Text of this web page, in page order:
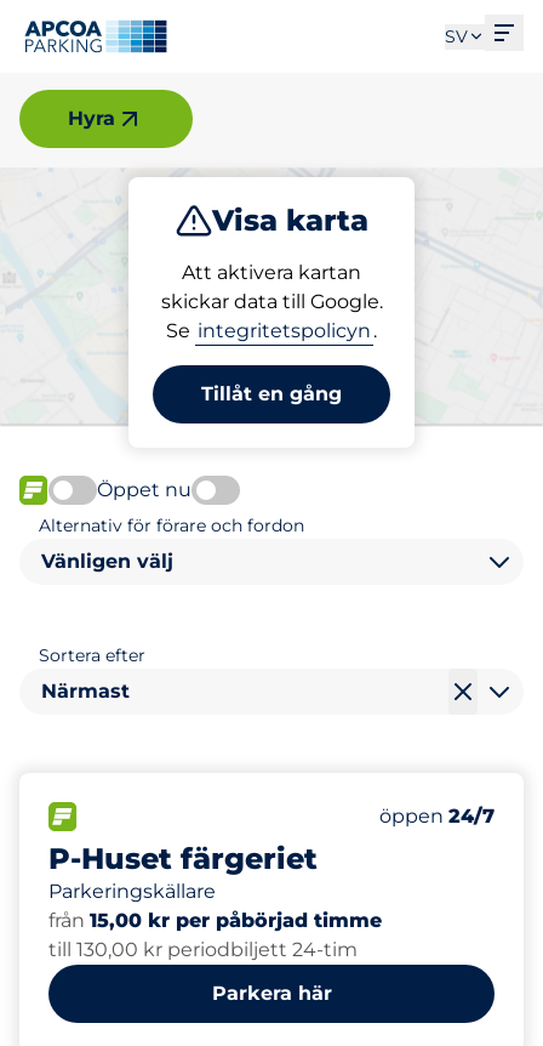
SV
Örebro
Visa karta
Att aktivera kartan
skickar data till Google.
Se integritetspolicyn .
Tillåt en gång
Hyra
Parkera Ladda
Välj din parkeringsplats i
FLÖDE
Öppet nu
Alternativ för förare och fordon
Vänligen välj
Sortera efter
Närmast
P-Huset färgeriet
Parkeringskällare
Antal
Totalt antal
Torsdag&nbsp
öppen 24/7
från 15,00 kr per påbörjad timme
till 130,00 kr periodbiljett 24-tim
Parkera här